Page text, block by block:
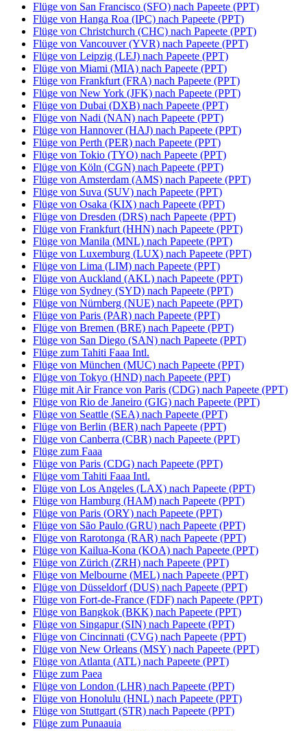
Flüge von San Francisco (SFO) nach Papeete (PPT)
Flüge von Hanga Roa (IPC) nach Papeete (PPT)
Flüge von Christchurch (CHC) nach Papeete (PPT)
Flüge von Vancouver (YVR) nach Papeete (PPT)
Flüge von Leipzig (LEJ) nach Papeete (PPT)
Flüge von Miami (MIA) nach Papeete (PPT)
Flüge von Frankfurt (FRA) nach Papeete (PPT)
Flüge von New York (JFK) nach Papeete (PPT)
Flüge von Dubai (DXB) nach Papeete (PPT)
Flüge von Nadi (NAN) nach Papeete (PPT)
Flüge von Hannover (HAJ) nach Papeete (PPT)
Flüge von Perth (PER) nach Papeete (PPT)
Flüge von Tokio (TYO) nach Papeete (PPT)
Flüge von Köln (CGN) nach Papeete (PPT)
Flüge von Amsterdam (AMS) nach Papeete (PPT)
Flüge von Suva (SUV) nach Papeete (PPT)
Flüge von Osaka (KIX) nach Papeete (PPT)
Flüge von Dresden (DRS) nach Papeete (PPT)
Flüge von Frankfurt (HHN) nach Papeete (PPT)
Flüge von Manila (MNL) nach Papeete (PPT)
Flüge von Luxemburg (LUX) nach Papeete (PPT)
Flüge von Lima (LIM) nach Papeete (PPT)
Flüge von Auckland (AKL) nach Papeete (PPT)
Flüge von Sydney (SYD) nach Papeete (PPT)
Flüge von Nürnberg (NUE) nach Papeete (PPT)
Flüge von Paris (PAR) nach Papeete (PPT)
Flüge von Bremen (BRE) nach Papeete (PPT)
Flüge von San Diego (SAN) nach Papeete (PPT)
Flüge zum Tahiti Faaa Intl.
Flüge von München (MUC) nach Papeete (PPT)
Flüge von Tokyo (HND) nach Papeete (PPT)
Flüge mit Air France von Paris (CDG) nach Papeete (PPT)
Flüge von Rio de Janeiro (GIG) nach Papeete (PPT)
Flüge von Seattle (SEA) nach Papeete (PPT)
Flüge von Berlin (BER) nach Papeete (PPT)
Flüge von Canberra (CBR) nach Papeete (PPT)
Flüge zum Faaa
Flüge von Paris (CDG) nach Papeete (PPT)
Flüge vom Tahiti Faaa Intl.
Flüge von Los Angeles (LAX) nach Papeete (PPT)
Flüge von Hamburg (HAM) nach Papeete (PPT)
Flüge von Paris (ORY) nach Papeete (PPT)
Flüge von São Paulo (GRU) nach Papeete (PPT)
Flüge von Rarotonga (RAR) nach Papeete (PPT)
Flüge von Kailua-Kona (KOA) nach Papeete (PPT)
Flüge von Zürich (ZRH) nach Papeete (PPT)
Flüge von Melbourne (MEL) nach Papeete (PPT)
Flüge von Düsseldorf (DUS) nach Papeete (PPT)
Flüge von Fort-de-France (FDF) nach Papeete (PPT)
Flüge von Bangkok (BKK) nach Papeete (PPT)
Flüge von Singapur (SIN) nach Papeete (PPT)
Flüge von Cincinnati (CVG) nach Papeete (PPT)
Flüge von New Orleans (MSY) nach Papeete (PPT)
Flüge von Atlanta (ATL) nach Papeete (PPT)
Flüge zum Paea
Flüge von London (LHR) nach Papeete (PPT)
Flüge von Honolulu (HNL) nach Papeete (PPT)
Flüge von Stuttgart (STR) nach Papeete (PPT)
Flüge zum Punaauia